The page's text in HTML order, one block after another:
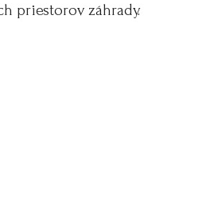
priestorov záhrady.